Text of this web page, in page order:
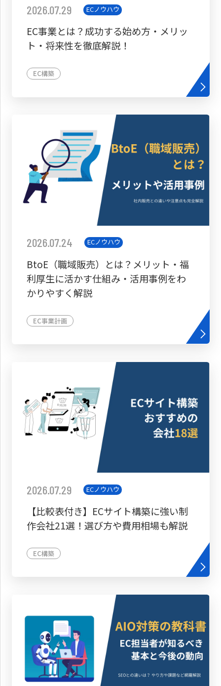
2026.07.29 ECノウハウ
EC事業とは？成功する始め方・メリッ
ト・将来性を徹底解説！
EC構築
2026.07.24 ECノウハウ
BtoE（職域販売）とは？メリット・福
利厚生に活かす仕組み・活用事例をわ
かりやすく解説
EC事業計画
2026.07.29 ECノウハウ
【比較表付き】ECサイト構築に強い制
作会社21選！選び方や費用相場も解説
EC構築